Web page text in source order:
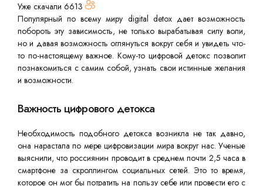
Уже скачали 6613
Популярный по всему миру digital detox дает возможность
побороть эту зависимость, не только вырабатывая силу воли,
но и давая возможность оглянуться вокруг себя и увидеть что-
то по-настоящему важное. Кому-то цифровой детокс позволит
познакомиться с самим собой, узнать свои истинные желания
и возможности.
Важность цифрового детокса
Необходимость подобного детокса возникла не так давно,
она нарастала по мере цифровизации мира вокруг нас. Ученые
выяснили, что россиянин проводит в среднем почти 2,5 часа в
смартфоне за скроллингом социальных сетей. Это то время,
которое он мог бы потратить на пользу себе или провести его с